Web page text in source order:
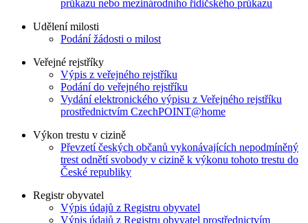
průkazu nebo mezinárodního řidičského průkazu
Udělení milosti
Podání žádosti o milost
Veřejné rejstříky
Výpis z veřejného rejstříku
Podání do veřejného rejstříku
Vydání elektronického výpisu z Veřejného rejstříku
prostřednictvím CzechPOINT@home
Výkon trestu v cizině
Převzetí českých občanů vykonávajících nepodmíněný
trest odnětí svobody v cizině k výkonu tohoto trestu do
České republiky
Registr obyvatel
Výpis údajů z Registru obyvatel
Výpis údajů z Registru obyvatel prostřednictvím